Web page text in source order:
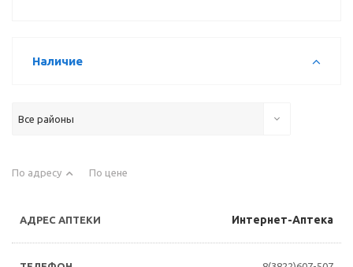
Наличие
Все районы
По адресу По цене
Интернет-Аптека